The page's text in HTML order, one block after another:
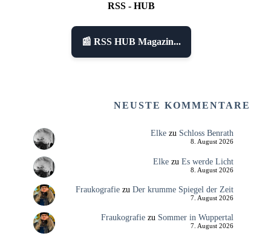
RSS - HUB
📰 RSS HUB Magazin...
NEUSTE KOMMENTARE
Elkezu Schloss Benrath
8. August 2026
Elkezu Es werde Licht
8. August 2026
Fraukografiezu Der krumme Spiegel der Zeit
7. August 2026
Fraukografiezu Sommer in Wuppertal
7. August 2026